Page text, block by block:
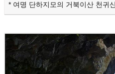
* 여명 단하지모의 거북이산 천귀